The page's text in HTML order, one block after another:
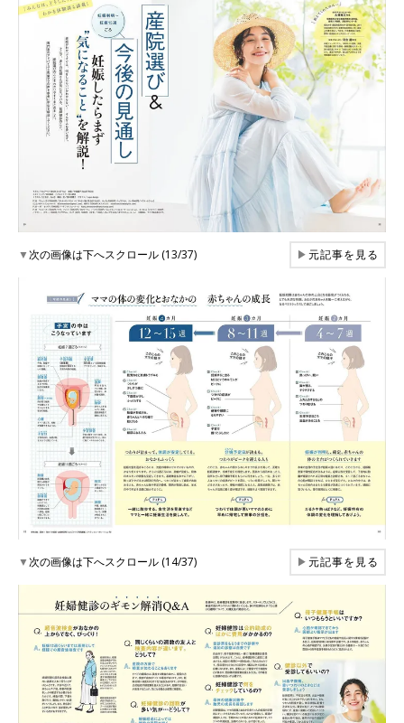
▼次の画像は下へスクロール (13/37) ▶元記事を見る
▼次の画像は下へスクロール (14/37) ▶元記事を見る